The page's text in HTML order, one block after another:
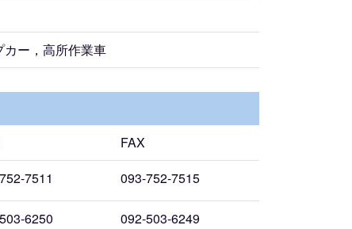
ー，高所作業車
FAX
7511 093-752-7515
6250 092-503-6249